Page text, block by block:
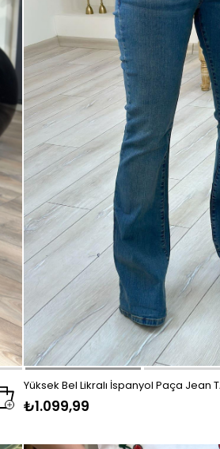
Yüksek Bel Likralı İspanyol Paça Jean
₺1.099,99